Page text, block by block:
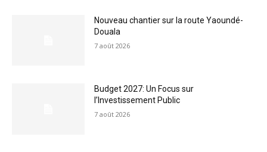
Nouveau chantier sur la route Yaoundé-
Douala
7 août 2026
Budget 2027: Un Focus sur
l’Investissement Public
7 août 2026